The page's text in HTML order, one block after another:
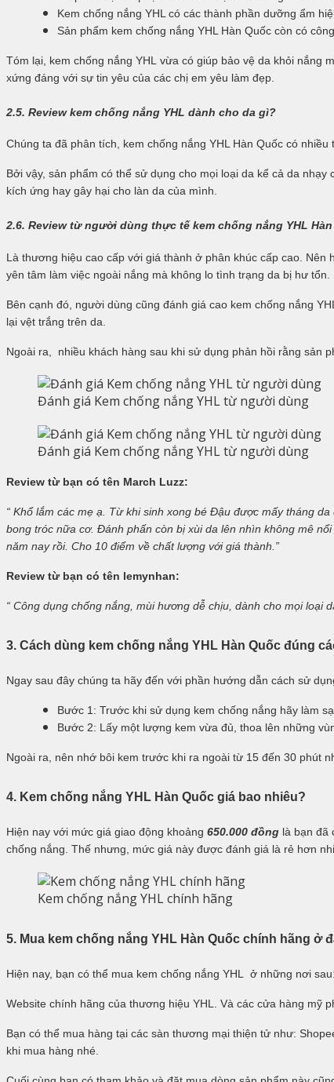
Kem chống nắng YHL có các thành phần dưỡng ẩm
Sản phẩm kem chống nắng YHL Hàn Quốc còn có
Tóm lại, kem chống nắng YHL vừa có giúp bảo vệ da khỏi nắng
xứng đáng với sự tin yêu của các chị em yêu làm đẹp.
2.5. Review kem chống nắng YHL dành cho da gì?
Chúng ta đã phân tích, kem chống nắng YHL Hàn Quốc có nhiều
Bởi vậy, sản phẩm có thể sử dụng cho mọi loại da kể cả da
kích ứng hay gây hại cho làn da của mình.
2.6. Review từ người dùng thực tế kem chống nắng YHL Hàn
Là thương hiệu cao cấp với giá thành ở phân khúc cấp cao.
yên tâm làm việc ngoài nắng mà không lo tình trạng da bị hư tổn.
Bên cạnh đó, người dùng cũng đánh giá cao kem chống nắng YHL
lại vệt trắng trên da.
Ngoài ra, nhiều khách hàng sau khi sử dụng phản hồi rằng sản
Đánh giá Kem chống nắng YHL từ người dùng
Đánh giá Kem chống nắng YHL từ người dùng
Review từ bạn có tên March Luzz:
“ Khổ lắm các mẹ ạ. Từ khi sinh xong bé Đậu được mấy tháng
bong tróc nữa cơ. Đánh phấn còn bị xùi da lên nhìn không mê
năm nay rồi. Cho 10 điểm về chất lượng với giá thành.”
Review từ bạn có tên lemynhan:
“ Công dụng chống nắng, mùi hương dễ chịu, dành cho mọi loại
3. Cách dùng kem chống nắng YHL Hàn Quốc đúng
Ngay sau đây chúng ta hãy đến với phần hướng dẫn cách sử
Bước 1: Trước khi sử dụng kem chống nắng hãy làm
Bước 2: Lấy một lượng kem vừa đủ, thoa lên những
Ngoài ra, nên nhớ bôi kem trước khi ra ngoài từ 15 đến 30 phút
4. Kem chống nắng YHL Hàn Quốc giá bao nhiêu?
Hiện nay với mức giá giao động khoảng 650.000 đồng là bạn đã
chống nắng. Thế nhưng, mức giá này được đánh giá là rẻ hơn
Kem chống nắng YHL chính hãng
5. Mua kem chống nắng YHL Hàn Quốc chính hãng ở
Hiện nay, bạn có thể mua kem chống nắng YHL ở những nơi sau:
Website chính hãng của thương hiệu YHL. Và các cửa hàng mỹ
Bạn có thể mua hàng tại các sàn thương mại thiện tử như:
khi mua hàng nhé.